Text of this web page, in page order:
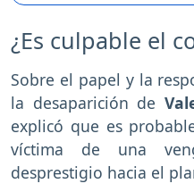
¿Es culpable el
Sobre el papel y la
la desaparición de
explicó que es
víctima de una
desprestigio hacia el